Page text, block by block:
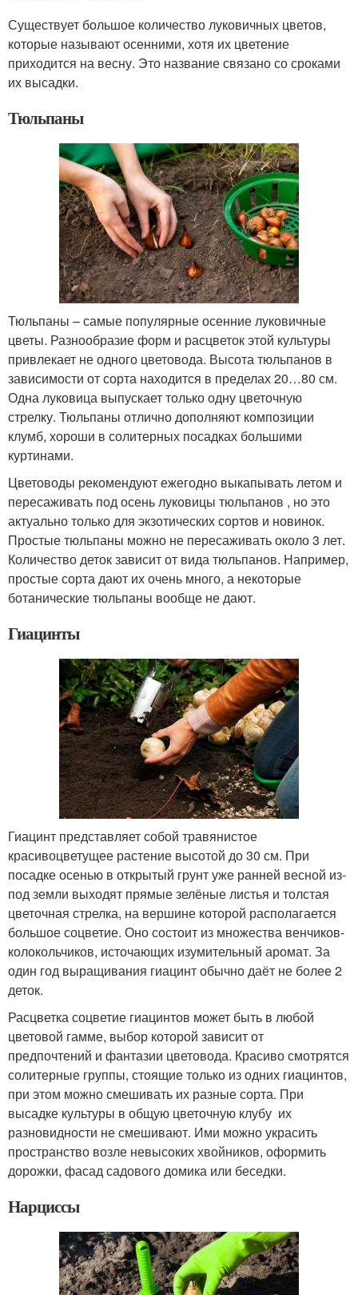
Существует большое количество луковичных цветов,
которые называют осенними, хотя их цветение
приходится на весну. Это название связано со сроками
их высадки.
Тюльпаны
Тюльпаны – самые популярные осенние луковичные
цветы. Разнообразие форм и расцветок этой культуры
привлекает не одного цветовода. Высота тюльпанов в
зависимости от сорта находится в пределах 20…80 см.
Одна луковица выпускает только одну цветочную
стрелку. Тюльпаны отлично дополняют композиции
клумб, хороши в солитерных посадках большими
куртинами.
Цветоводы рекомендуют ежегодно выкапывать летом и
пересаживать под осень луковицы тюльпанов , но это
актуально только для экзотических сортов и новинок.
Простые тюльпаны можно не пересаживать около 3 лет.
Количество деток зависит от вида тюльпанов. Например,
простые сорта дают их очень много, а некоторые
ботанические тюльпаны вообще не дают.
Гиацинты
Гиацинт представляет собой травянистое
красивоцветущее растение высотой до 30 см. При
посадке осенью в открытый грунт уже ранней весной из-
под земли выходят прямые зелёные листья и толстая
цветочная стрелка, на вершине которой располагается
большое соцветие. Оно состоит из множества венчиков-
колокольчиков, источающих изумительный аромат. За
один год выращивания гиацинт обычно даёт не более 2
деток.
Расцветка соцветие гиацинтов может быть в любой
цветовой гамме, выбор которой зависит от
предпочтений и фантазии цветовода. Красиво смотрятся
солитерные группы, стоящие только из одних гиацинтов,
при этом можно смешивать их разные сорта. При
высадке культуры в общую цветочную клубу их
разновидности не смешивают. Ими можно украсить
пространство возле невысоких хвойников, оформить
дорожки, фасад садового домика или беседки.
Нарциссы